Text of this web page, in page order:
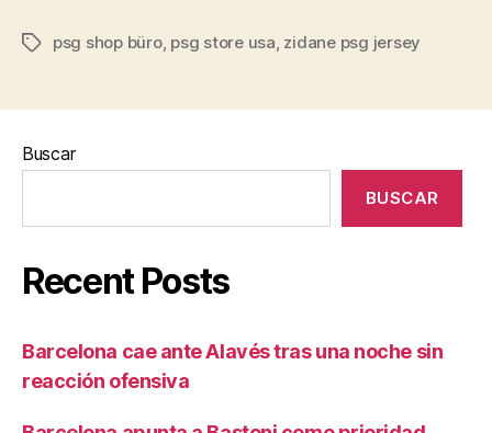
Etiquetas
psg shop büro, psg store usa, zidane psg jersey
Buscar
BUSCAR
Recent Posts
Barcelona cae ante Alavés tras una noche sin
reacción ofensiva